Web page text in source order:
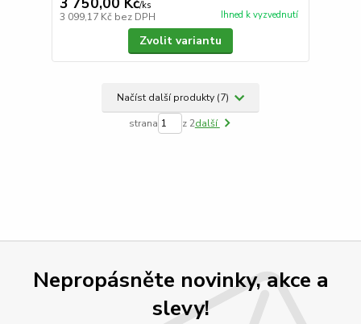
/ks
3 099,17 Kč bez DPH Ihned k vyzvednutí
Zvolit variantu
Načíst další produkty (7)
strana z 2další
Nepropásněte novinky, akce a
slevy!